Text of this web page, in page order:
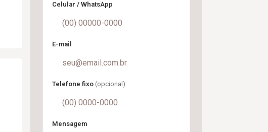
Celular / WhatsApp
E-mail
Telefone fixo (opcional)
Mensagem